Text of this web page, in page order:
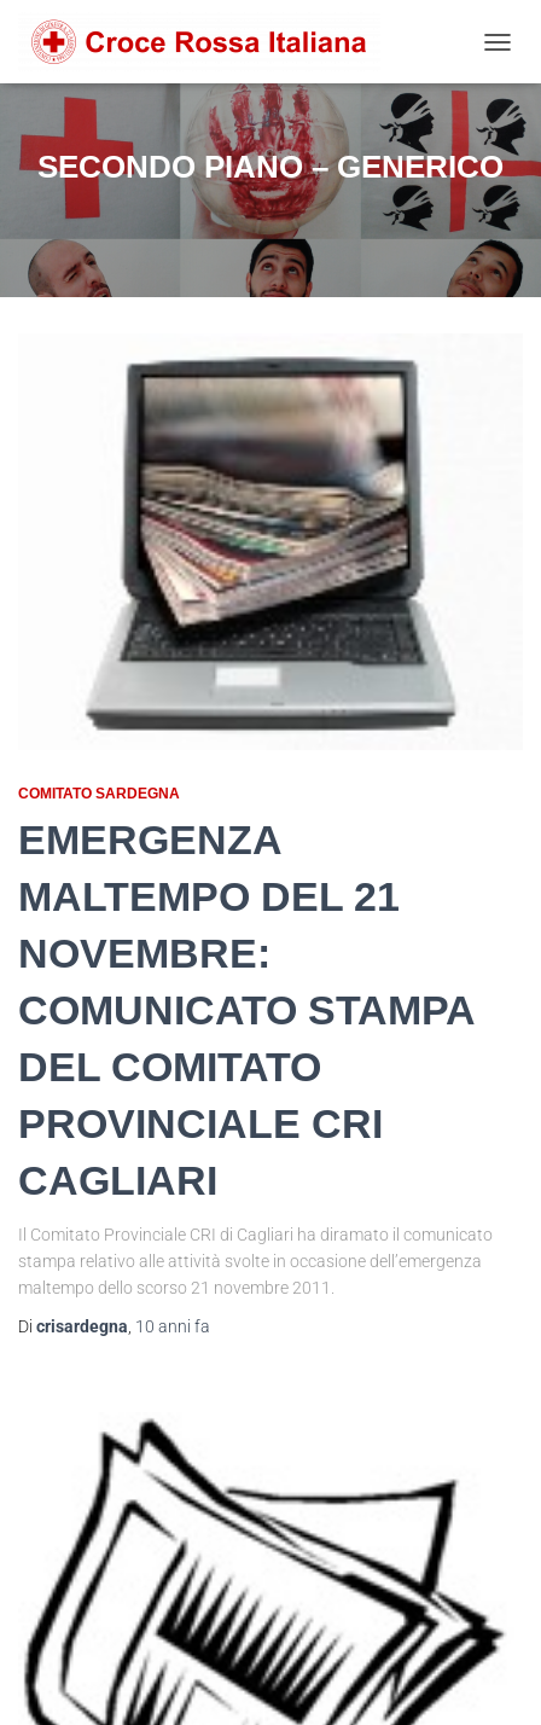
SECONDO PIANO – GENERICO
COMITATO SARDEGNA
EMERGENZA
MALTEMPO DEL 21
NOVEMBRE:
COMUNICATO STAMPA
DEL COMITATO
PROVINCIALE CRI
CAGLIARI
Il Comitato Provinciale CRI di Cagliari ha diramato il comunicato
stampa relativo alle attività svolte in occasione dell’emergenza
maltempo dello scorso 21 novembre 2011.
Di crisardegna 10 anni fa